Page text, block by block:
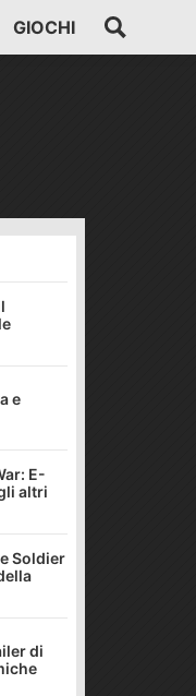
GIOCHI
e
E-
altri
Soldier
di